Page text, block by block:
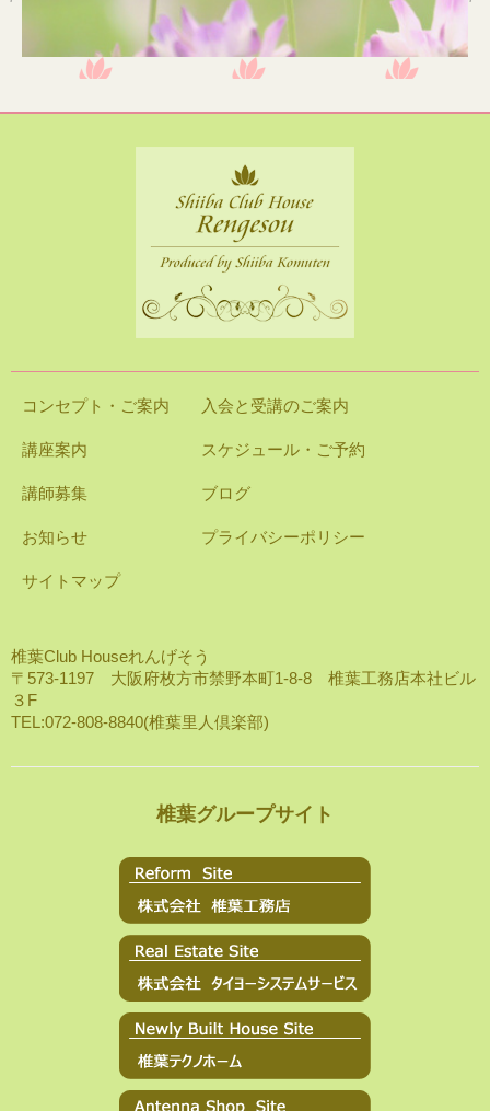
コンセプト・ご案内 入会と受講のご案内
講座案内 スケジュール・ご予約
講師募集 ブログ
お知らせ プライバシーポリシー
サイトマップ
椎葉Club Houseれんげそう
〒573-1197 大阪府枚方市禁野本町1-8-8 椎葉工務店本社ビル
３F
TEL:072-808-8840(椎葉里人倶楽部)
椎葉グループサイト